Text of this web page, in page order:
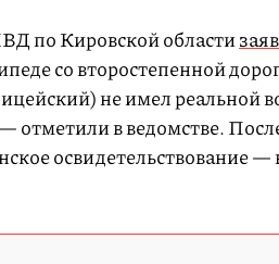
по Кировской области
со второстепенной
не имел реальной
отметили в ведомстве.
освидетельствование —